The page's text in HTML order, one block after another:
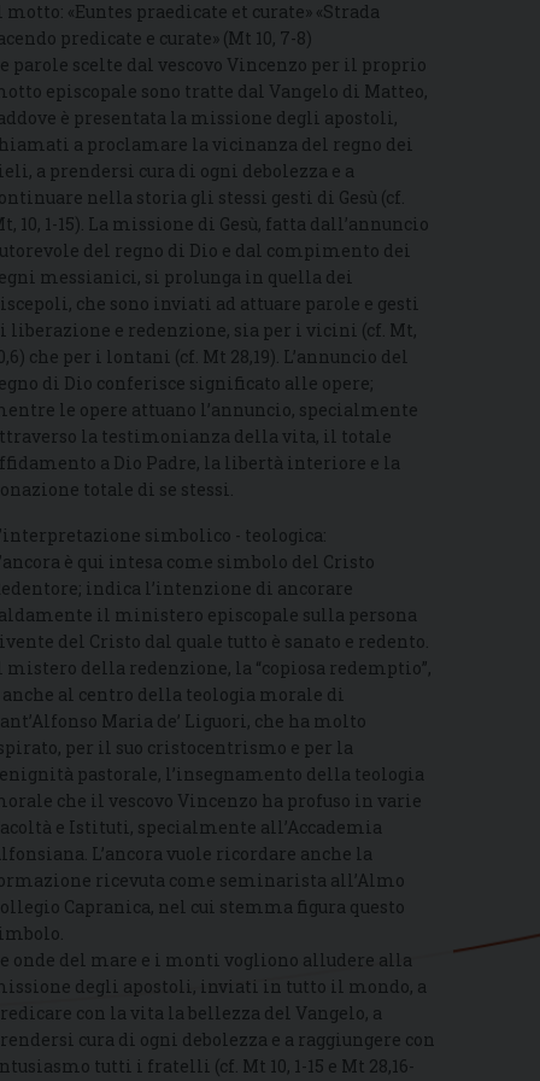
motto: «Euntes praedicate et curate» «Strada
predicate e curate» (Mt 10, 7-8)
parole scelte dal vescovo Vincenzo per il proprio
episcopale sono tratte dal Vangelo di Matteo,
è presentata la missione degli apostoli,
a proclamare la vicinanza del regno dei
a prendersi cura di ogni debolezza e a
nella storia gli stessi gesti di Gesù (cf.
10, 1-15). La missione di Gesù, fatta dall’annuncio
del regno di Dio e dal compimento dei
messianici, si prolunga in quella dei
che sono inviati ad attuare parole e gesti
liberazione e redenzione, sia per i vicini (cf. Mt,
che per i lontani (cf. Mt 28,19). L’annuncio del
di Dio conferisce significato alle opere;
le opere attuano l’annuncio, specialmente
la testimonianza della vita, il totale
a Dio Padre, la libertà interiore e la
totale di se stessi.
simbolico - teologica:
è qui intesa come simbolo del Cristo
indica l’intenzione di ancorare
il ministero episcopale sulla persona
del Cristo dal quale tutto è sanato e redento.
mistero della redenzione, la “copiosa redemptio”,
anche al centro della teologia morale di
Maria de’ Liguori, che ha molto
per il suo cristocentrismo e per la
pastorale, l’insegnamento della teologia
che il vescovo Vincenzo ha profuso in varie
e Istituti, specialmente all’Accademia
L’ancora vuole ricordare anche la
ricevuta come seminarista all’Almo
Capranica, nel cui stemma figura questo
onde del mare e i monti vogliono alludere alla
degli apostoli, inviati in tutto il mondo, a
con la vita la bellezza del Vangelo, a
cura di ogni debolezza e a raggiungere con
tutti i fratelli (cf. Mt 10, 1-15 e Mt 28,16-